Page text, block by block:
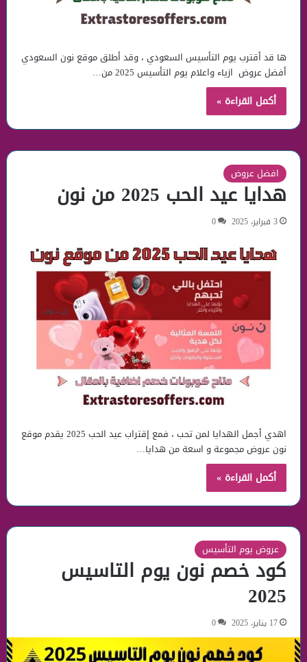
ها قد أقترب يوم التأسيس السعودي ، وقد أطلق موقع نون السعودي
أفضل عروض ازياء واعلام يوم التأسيس 2025 من…
أكمل القراءة »
افضل عروض
هدايا عيد الحب 2025 من نون
3 فبراير، 2025 0
اهدي أجمل الهدايا لمن تحب ، فمع إقتراب عيد الحب 2025 يقدم موقع
نون عروض مجموعة و اسعة من هدايا…
أكمل القراءة »
عروض يوم التأسيس
كود خصم نون يوم التاسيس
2025
17 يناير، 2025 0